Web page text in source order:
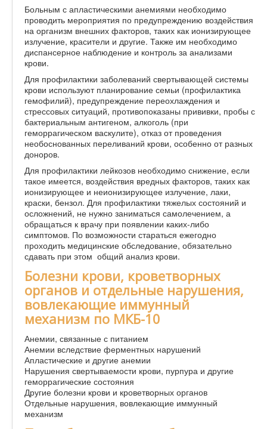
Больным с апластическими анемиями необходимо
проводить мероприятия по предупреждению воздействия
на организм внешних факторов, таких как ионизирующее
излучение, красители и другие. Также им необходимо
диспансерное наблюдение и контроль за анализами
крови.
Для профилактики заболеваний свертывающей системы
крови используют планирование семьи (профилактика
гемофилий), предупреждение переохлаждения и
стрессовых ситуаций, противопоказаны прививки, пробы с
бактериальным антигеном, алкоголь (при
геморрагическом васкулите), отказ от проведения
необоснованных переливаний крови, особенно от разных
доноров.
Для профилактики лейкозов необходимо снижение, если
такое имеется, воздействия вредных факторов, таких как
ионизирующее и неионизирующее излучение, лаки,
краски, бензол. Для профилактики тяжелых состояний и
осложнений, не нужно заниматься самолечением, а
обращаться к врачу при появлении каких-либо
симптомов. По возможности стараться ежегодно
проходить медицинские обследование, обязательно
сдавать при этом общий анализ крови.
Болезни крови, кроветворных
органов и отдельные нарушения,
вовлекающие иммунный
механизм по МКБ-10
Анемии, связанные с питанием
Анемии вследствие ферментных нарушений
Апластические и другие анемии
Нарушения свертываемости крови, пурпура и другие
геморрагические состояния
Другие болезни крови и кроветворных органов
Отдельные нарушения, вовлекающие иммунный
механизм